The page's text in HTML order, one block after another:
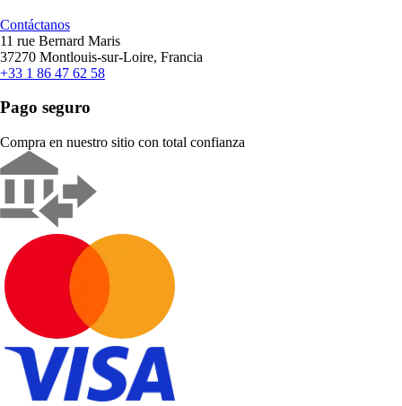
Contáctanos
11 rue Bernard Maris
37270 Montlouis-sur-Loire, Francia
+33 1 86 47 62 58
Pago seguro
Compra en nuestro sitio con total confianza